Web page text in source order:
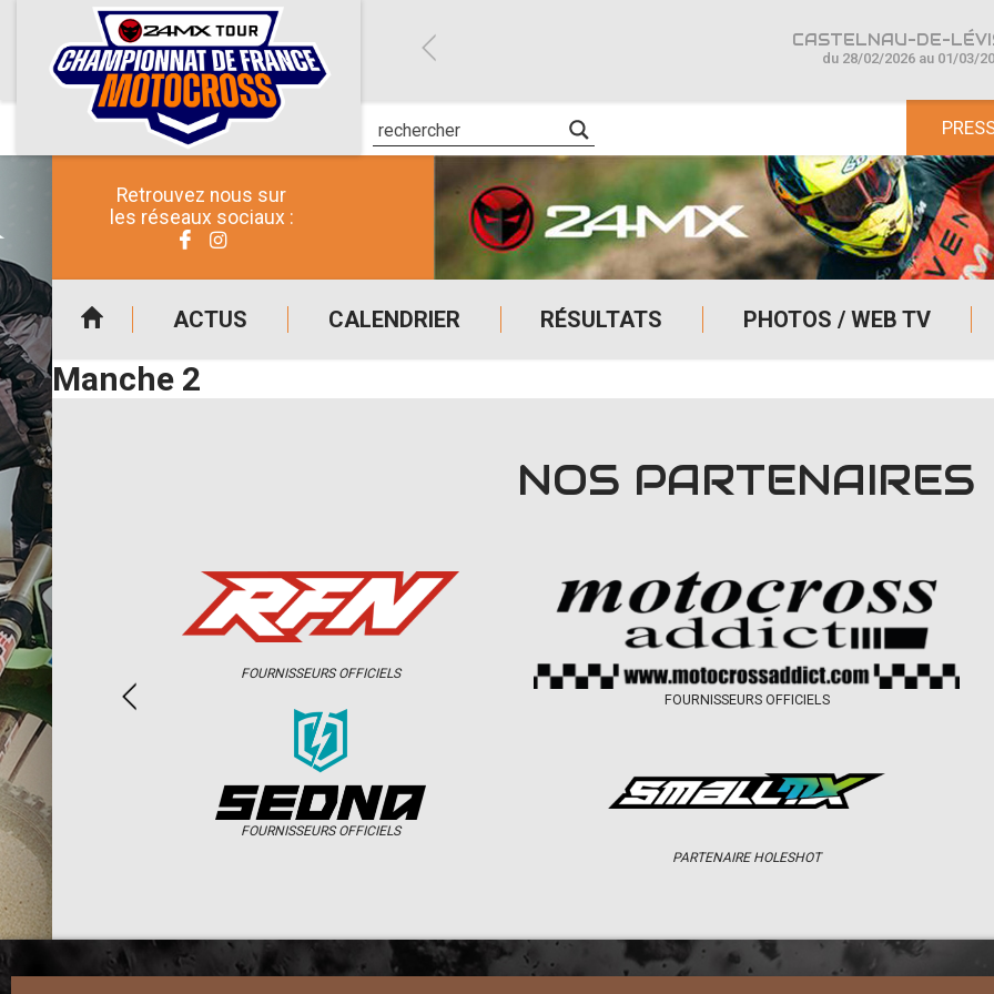
Retrouvez nous sur
les réseaux sociaux :
ACTUS CALENDRIER RÉSULTATS PHOTOS / WEB TV
CASTELNAU-DE-
du 28/02/2026 au 01/03/
Manche 2
NOS PARTENAIRES
FOURNISSEURS OFFICIELS
FOURNISSEURS OFFICIELS
FOURNISSEURS OFFICIELS
PARTENAIRE HOLESHOT